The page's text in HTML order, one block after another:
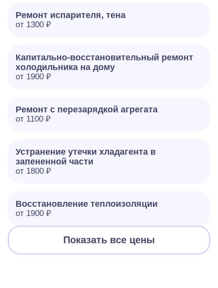
Ремонт испарителя, тена
от 1300 ₽
Капитально-восстановительный ремонт
холодильника на дому
от 1900 ₽
Ремонт с перезарядкой агрегата
от 1100 ₽
Устранение утечки хладагента в
запененной части
от 1800 ₽
Восстановление теплоизоляции
от 1900 ₽
Показать все цены